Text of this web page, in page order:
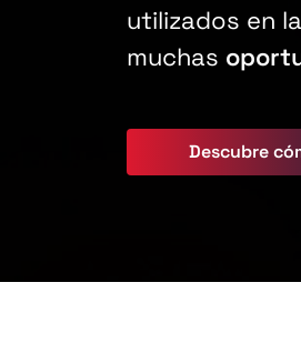
utilizados en
muchas
Descubre